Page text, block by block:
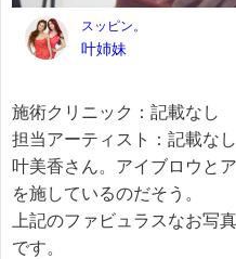
施術クリニック：記載なし
担当アーティスト：記載なし
叶美香さん。アイブロウと
を施しているのだそう。
上記のファビュラスなお写
です。